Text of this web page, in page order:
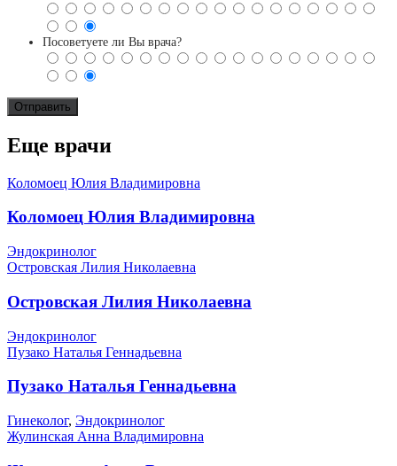
Посоветуете ли Вы врача?
Еще врачи
Коломоец Юлия Владимировна
Коломоец Юлия Владимировна
Эндокринолог
Островская Лилия Николаевна
Островская Лилия Николаевна
Эндокринолог
Пузако Наталья Геннадьевна
Пузако Наталья Геннадьевна
Гинеколог, Эндокринолог
Жулинская Анна Владимировна